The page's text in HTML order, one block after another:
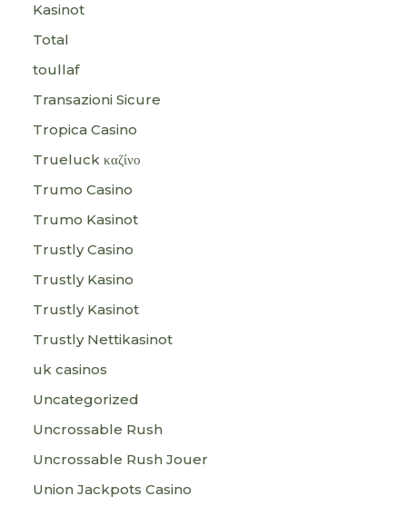
Kasinot
Total
toullaf
Transazioni Sicure
Tropica Casino
Trueluck καζίνο
Trumo Casino
Trumo Kasinot
Trustly Casino
Trustly Kasino
Trustly Kasinot
Trustly Nettikasinot
uk casinos
Uncategorized
Uncrossable Rush
Uncrossable Rush Jouer
Union Jackpots Casino